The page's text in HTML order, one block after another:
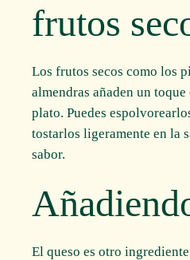
frutos
Los frutos secos como los
almendras añaden un
plato. Puedes
tostarlos ligeramente en la
sabor.
El queso es otro